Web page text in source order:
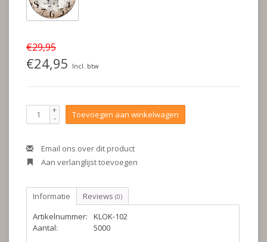
€29,95
€24,95 Incl. btw
+
- Toevoegen aan winkelwagen
Email ons over dit product
Aan verlanglijst toevoegen
Informatie Reviews (0)
Artikelnummer:
KLOK-102
Aantal:
5000